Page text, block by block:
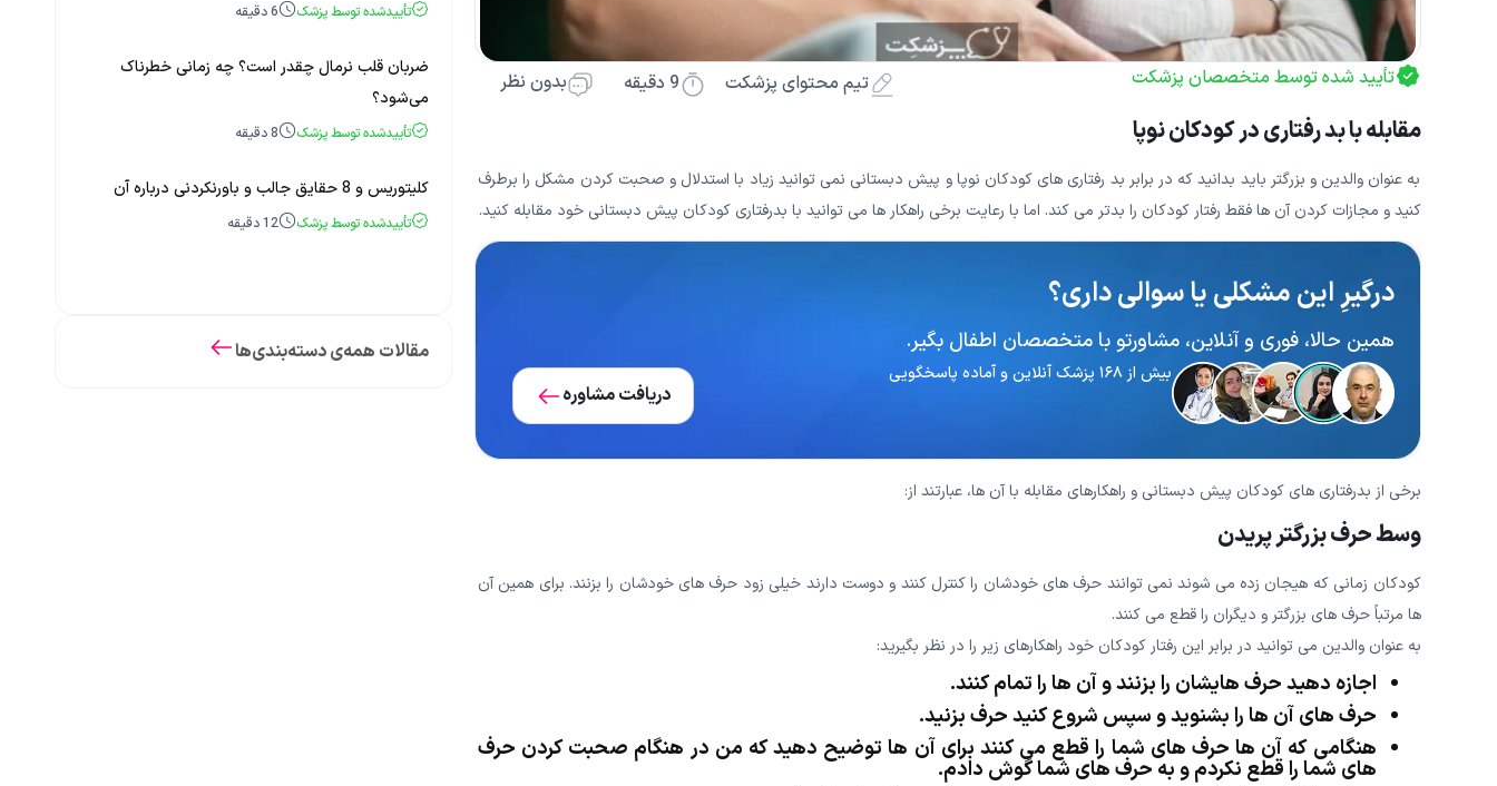
تأیید شده توسط متخصصان پزشکت تیم محتوای پزشکت 9 دقیقه بدون نظر
مقابله با بد رفتاری در کودکان نوپا
به عنوان والدین و بزرگتر باید بدانید که در برابر بد رفتاری های کودکان نوپا و پیش دبستانی نمی توانید زیاد با استدلال و صحبت کردن مشکل را برطرف
کنید و مجازات کردن آن ها فقط رفتار کودکان را بدتر می کند. اما با رعایت برخی راهکار ها می توانید با بدرفتاری کودکان پیش دبستانی خود مقابله کنید.
درگیرِ این مشکلی یا سوالی داری؟
همین حالا، فوری و آنلاین، مشاورتو با متخصصان اطفال بگیر.
بیش از ۱۶۸ پزشک آنلاین و آماده پاسخگویی
دریافت مشاوره
برخی از بدرفتاری های کودکان پیش دبستانی و راهکارهای مقابله با آن ها، عبارتند از:
وسط حرف بزرگتر پریدن
کودکان زمانی که هیجان زده می شوند نمی توانند حرف های خودشان را کنترل کنند و دوست دارند خیلی زود حرف های خودشان را بزنند. برای همین آن
ها مرتباً حرف های بزرگتر و دیگران را قطع می کنند.
به عنوان والدین می توانید در برابر این رفتار کودکان خود راهکارهای زیر را در نظر بگیرید:
اجازه دهید حرف هایشان را بزنند و آن ها را تمام کنند.
حرف های آن ها را بشنوید و سپس شروع کنید حرف بزنید.
هنگامی که آن ها حرف های شما را قطع می کنند برای آن ها توضیح دهید که من در هنگام صحبت کردن حرف
های شما را قطع نکردم و به حرف های شما گوش دادم.
تأییدشده توسط پزشک 6دقیقه
ضربان قلب نرمال چقدر است؟ چه زمانی خطرناک
می‌شود؟
تأییدشده توسط پزشک 8دقیقه
کلیتوریس و 8 حقایق جالب و باورنکردنی درباره آن
تأییدشده توسط پزشک 12دقیقه
مقالات همه‌ی دسته‌بندی‌ها